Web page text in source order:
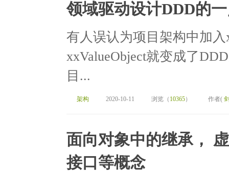
领域驱动设计DDD的
有人误认为项目架构中加入
xxValueObject就变成了
目...
架构 2020-10-11 浏览（ 10365） 作者(
面向对象中的继承，
接口等概念